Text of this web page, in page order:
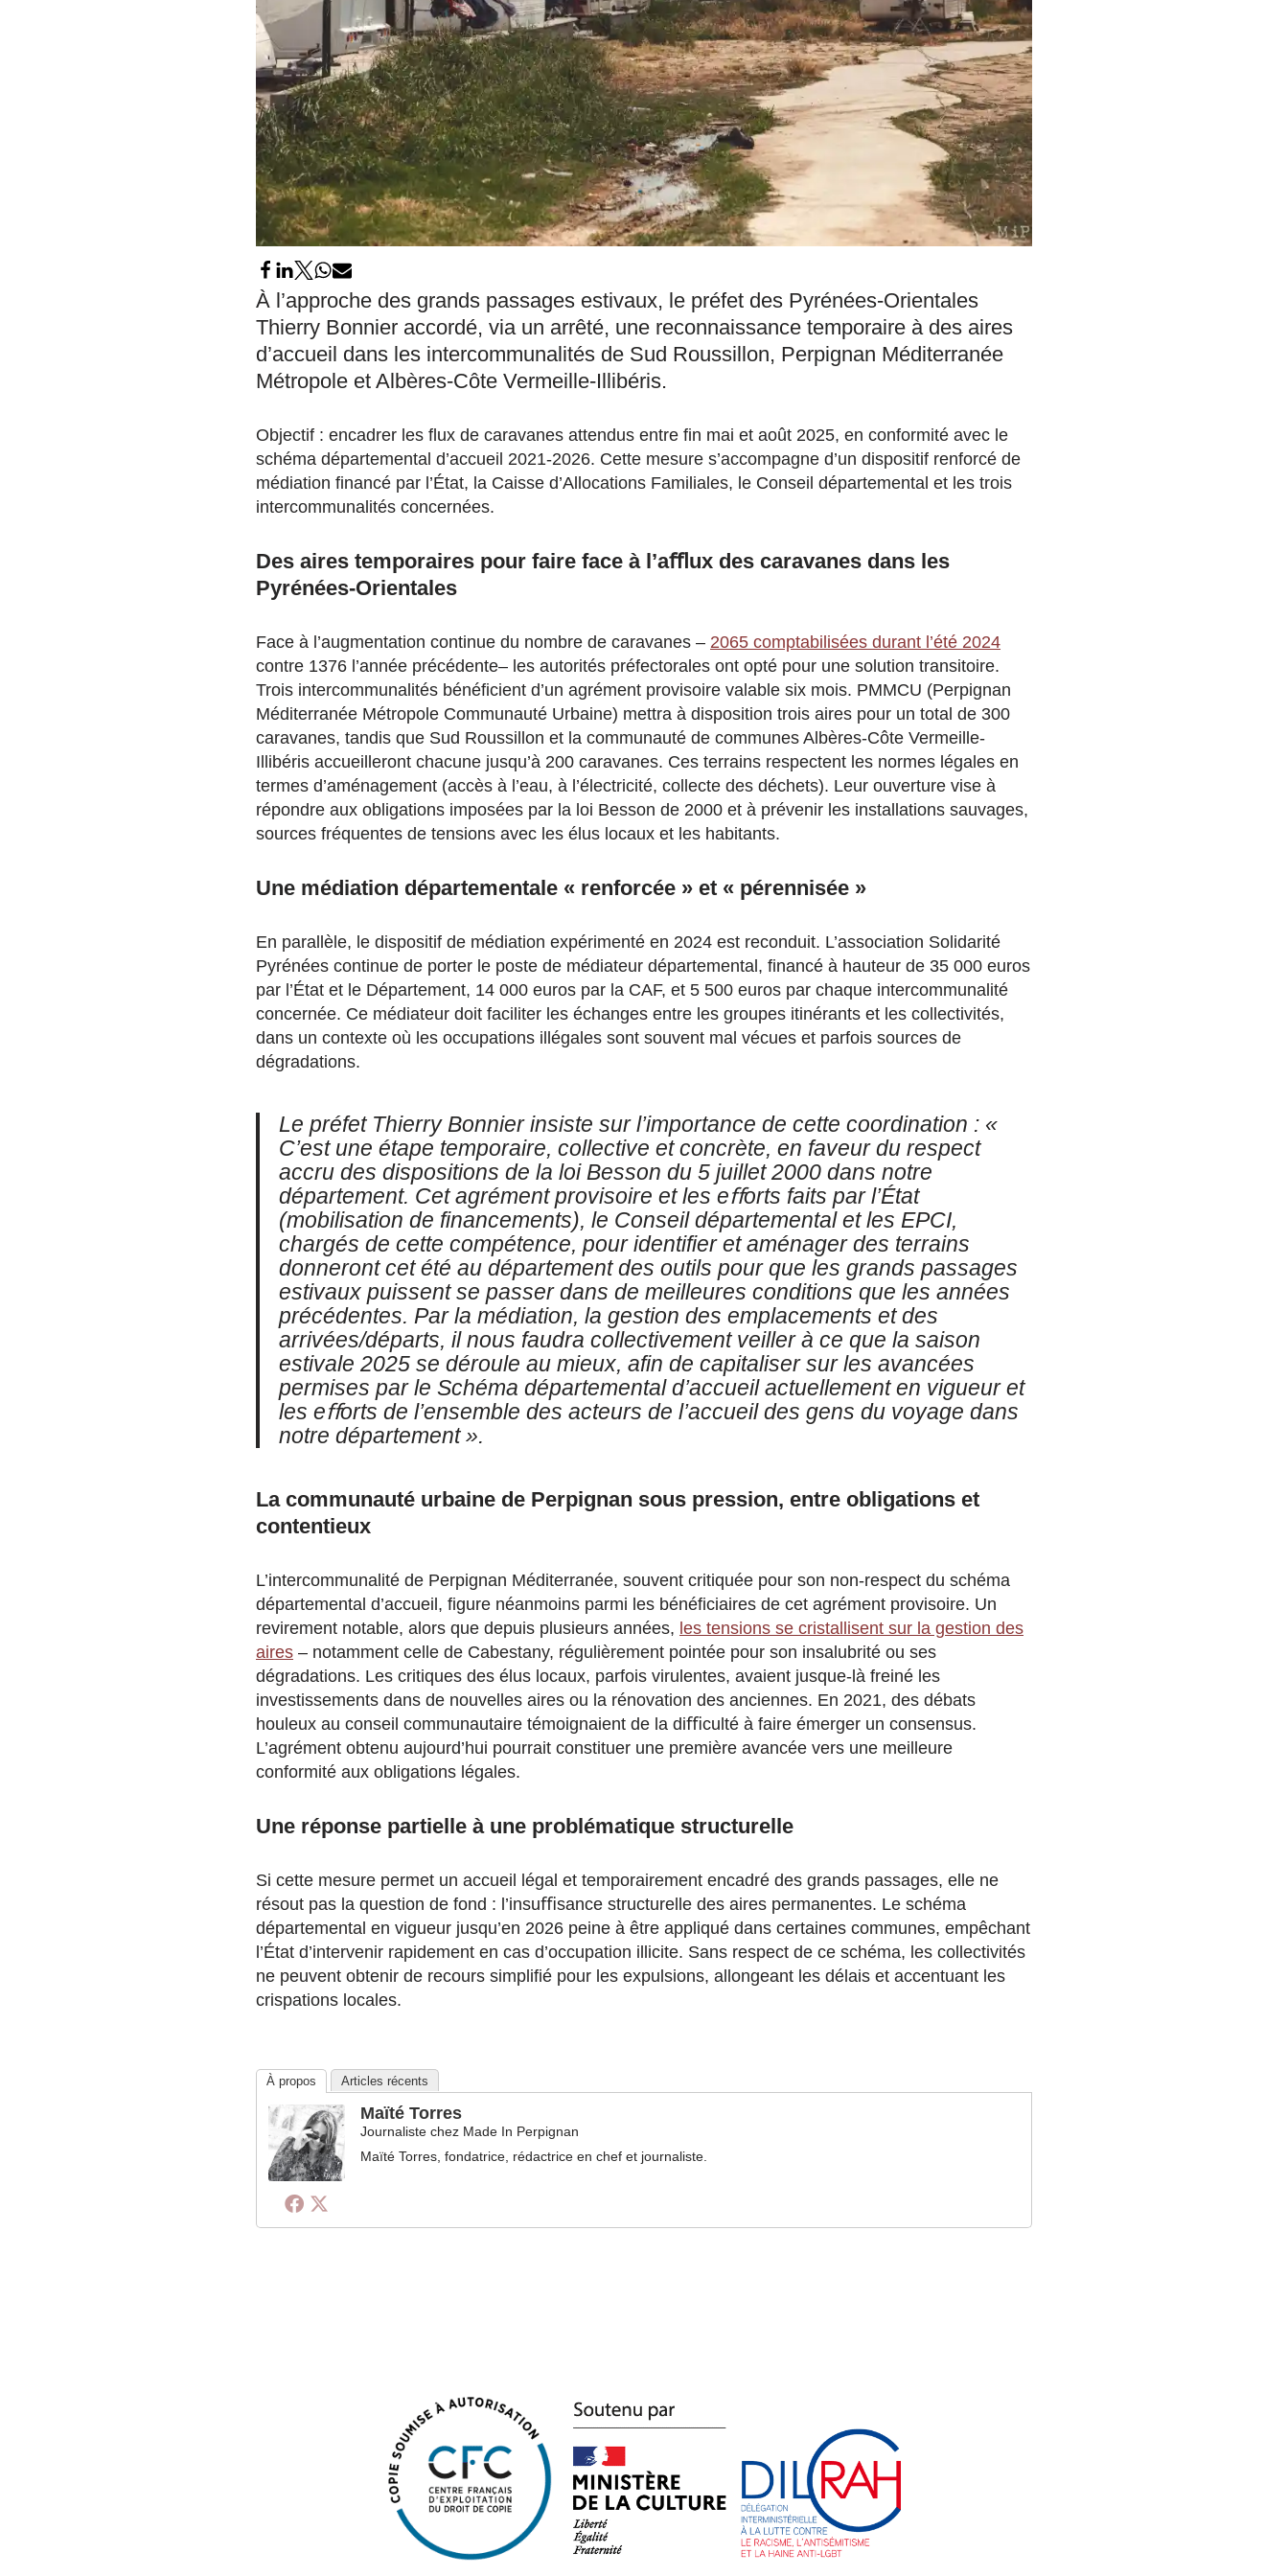
À l’approche des grands passages estivaux, le préfet des Pyrénées-Orientales
Thierry Bonnier accordé, via un arrêté, une reconnaissance temporaire à des aires
d’accueil dans les intercommunalités de Sud Roussillon, Perpignan Méditerranée
Métropole et Albères-Côte Vermeille-Illibéris.
Objectif : encadrer les flux de caravanes attendus entre fin mai et août 2025, en conformité avec le
schéma départemental d’accueil 2021-2026. Cette mesure s’accompagne d’un dispositif renforcé de
médiation financé par l’État, la Caisse d’Allocations Familiales, le Conseil départemental et les trois
intercommunalités concernées.
Des aires temporaires pour faire face à l’aﬄux des caravanes dans les
Pyrénées-Orientales
Face à l’augmentation continue du nombre de caravanes – 2065 comptabilisées durant l’été 2024
contre 1376 l’année précédente– les autorités préfectorales ont opté pour une solution transitoire.
Trois intercommunalités bénéficient d’un agrément provisoire valable six mois. PMMCU (Perpignan
Méditerranée Métropole Communauté Urbaine) mettra à disposition trois aires pour un total de 300
caravanes, tandis que Sud Roussillon et la communauté de communes Albères-Côte Vermeille-
Illibéris accueilleront chacune jusqu’à 200 caravanes. Ces terrains respectent les normes légales en
termes d’aménagement (accès à l’eau, à l’électricité, collecte des déchets). Leur ouverture vise à
répondre aux obligations imposées par la loi Besson de 2000 et à prévenir les installations sauvages,
sources fréquentes de tensions avec les élus locaux et les habitants.
Une médiation départementale « renforcée » et « pérennisée »
En parallèle, le dispositif de médiation expérimenté en 2024 est reconduit. L’association Solidarité
Pyrénées continue de porter le poste de médiateur départemental, financé à hauteur de 35 000 euros
par l’État et le Département, 14 000 euros par la CAF, et 5 500 euros par chaque intercommunalité
concernée. Ce médiateur doit faciliter les échanges entre les groupes itinérants et les collectivités,
dans un contexte où les occupations illégales sont souvent mal vécues et parfois sources de
dégradations.
Le préfet Thierry Bonnier insiste sur l’importance de cette coordination : «
C’est une étape temporaire, collective et concrète, en faveur du respect
accru des dispositions de la loi Besson du 5 juillet 2000 dans notre
département. Cet agrément provisoire et les eﬀorts faits par l’État
(mobilisation de financements), le Conseil départemental et les EPCI,
chargés de cette compétence, pour identifier et aménager des terrains
donneront cet été au département des outils pour que les grands passages
estivaux puissent se passer dans de meilleures conditions que les années
précédentes. Par la médiation, la gestion des emplacements et des
arrivées/départs, il nous faudra collectivement veiller à ce que la saison
estivale 2025 se déroule au mieux, afin de capitaliser sur les avancées
permises par le Schéma départemental d’accueil actuellement en vigueur et
les eﬀorts de l’ensemble des acteurs de l’accueil des gens du voyage dans
notre département ».
La communauté urbaine de Perpignan sous pression, entre obligations et
contentieux
L’intercommunalité de Perpignan Méditerranée, souvent critiquée pour son non-respect du schéma
départemental d’accueil, figure néanmoins parmi les bénéficiaires de cet agrément provisoire. Un
revirement notable, alors que depuis plusieurs années, les tensions se cristallisent sur la gestion des
aires – notamment celle de Cabestany, régulièrement pointée pour son insalubrité ou ses
dégradations. Les critiques des élus locaux, parfois virulentes, avaient jusque-là freiné les
investissements dans de nouvelles aires ou la rénovation des anciennes. En 2021, des débats
houleux au conseil communautaire témoignaient de la diﬃculté à faire émerger un consensus.
L’agrément obtenu aujourd’hui pourrait constituer une première avancée vers une meilleure
conformité aux obligations légales.
Une réponse partielle à une problématique structurelle
Si cette mesure permet un accueil légal et temporairement encadré des grands passages, elle ne
résout pas la question de fond : l’insuﬃsance structurelle des aires permanentes. Le schéma
départemental en vigueur jusqu’en 2026 peine à être appliqué dans certaines communes, empêchant
l’État d’intervenir rapidement en cas d’occupation illicite. Sans respect de ce schéma, les collectivités
ne peuvent obtenir de recours simplifié pour les expulsions, allongeant les délais et accentuant les
crispations locales.
À propos Articles récents
Maïté Torres
Journaliste chez Made In Perpignan
Maïté Torres, fondatrice, rédactrice en chef et journaliste.